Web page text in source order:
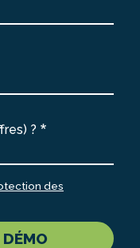
?
des